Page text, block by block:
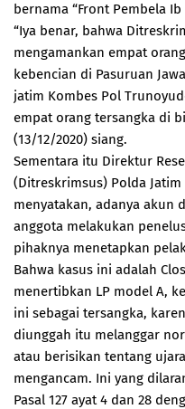
bernama “Front Pembela
“Iya benar, bahwa
mengamankan empat
kebencian di Pasuruan
jatim Kombes Pol
empat orang tersangka di
(13/12/2020) siang.
Sementara itu Direktur
(Ditreskrimsus) Polda
menyatakan, adanya akun
anggota melakukan
pihaknya menetapkan
Bahwa kasus ini adalah
menertibkan LP model A,
ini sebagai tersangka,
diunggah itu melanggar
atau berisikan tentang
mengancam. Ini yang
Pasal 127 ayat 4 dan 28